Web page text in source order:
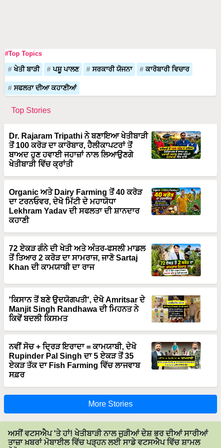
ਖੇਤੀ ਬਾੜੀ
ਸਫਲਤਾ ਦੀਆ ਕਹਾਣੀਆਂ
Top Stories
ਤੋਂ 100 ਕਰੋੜ ਦਾ ਕਾਰੋਬਾਰ, ਹੈਲੀਕਾਪਟਰਾਂ ਤੋਂ
ਬਾਅਦ ਹੁਣ ਹਵਾਈ ਜਹਾਜ਼ਾਂ ਨਾਲ ਲਿਆਉਣਗੇ
ਖੇਤੀਬਾੜੀ ਵਿੱਚ ਕ੍ਰਾਂਤੀ
Organic ਅਤੇ Dairy Farming ਤੋਂ 40 ਕਰੋੜ
ਦਾ ਟਰਨਓਵਰ, ਦੇਖੋ ਮਿੱਟੀ ਦੇ ਮਹਾਯੋਧਾ
Lekhram Yadav ਦੀ ਸਫਲਤਾ ਦੀ ਸ਼ਾਨਦਾਰ
ਕਹਾਣੀ
72 ਏਕੜ ਗੰਨੇ ਦੀ ਖੇਤੀ ਅਤੇ ਅੰਤਰ-ਫਸਲੀ ਮਾਡਲ
ਤੋਂ ਤਿਆਰ 2 ਕਰੋੜ ਦਾ ਸਾਮਰਾਜ, ਜਾਣੋ Sartaj
Khan ਦੀ ਕਾਮਯਾਬੀ ਦਾ ਰਾਜ
'ਕਿਸਾਨ ਤੋਂ ਬਣੇ ਉਦਯੋਗਪਤੀ', ਦੇਖੋ Amritsar ਦੇ
Manjit Singh Randhawa ਦੀ ਮਿਹਨਤ ਨੇ
ਕਿਵੇਂ ਬਦਲੀ ਕਿਸਮਤ
ਨਵੀਂ ਸੋਚ + ਦ੍ਰਿੜ ਇਰਾਦਾ = ਕਾਮਯਾਬੀ, ਦੇਖੋ
Rupinder Pal Singh ਦਾ 5 ਏਕੜ ਤੋਂ 35
ਏਕੜ ਤੱਕ ਦਾ Fish Farming ਵਿੱਚ ਲਾਜਵਾਬ
ਸਫ਼ਰ
More Stories
ਤਾਜ਼ਾ ਖ਼ਬਰਾਂ ਮੋਬਾਈਲ ਵਿੱਚ ਪੜ੍ਹਨ ਲਈ ਸਾਡੇ ਵਟਸਐਪ ਵਿੱਚ ਸ਼ਾਮਲ
ਹੋਵੋ।